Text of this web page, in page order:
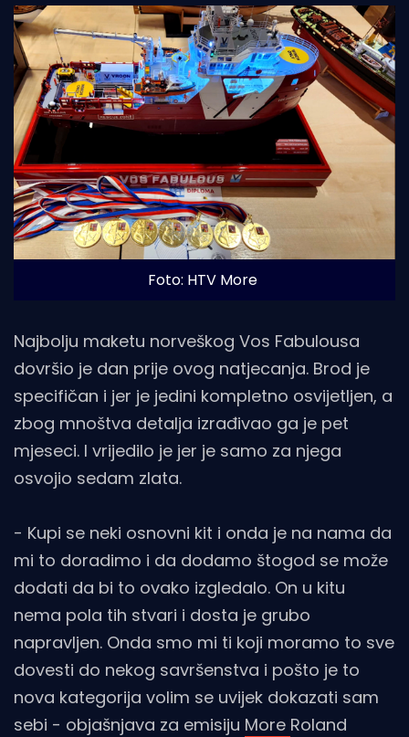
Foto: HTV More
Najbolju maketu norveškog Vos Fabulousa
dovršio je dan prije ovog natjecanja. Brod je
specifičan i jer je jedini kompletno osvijetljen, a
zbog mnoštva detalja izrađivao ga je pet
mjeseci. I vrijedilo je jer je samo za njega
osvojio sedam zlata.
- Kupi se neki osnovni kit i onda je na nama da
mi to doradimo i da dodamo štogod se može
dodati da bi to ovako izgledalo. On u kitu
nema pola tih stvari i dosta je grubo
napravljen. Onda smo mi ti koji moramo to sve
dovesti do nekog savršenstva i pošto je to
nova kategorija volim se uvijek dokazati sam
sebi - objašnjava za emisiju More Roland